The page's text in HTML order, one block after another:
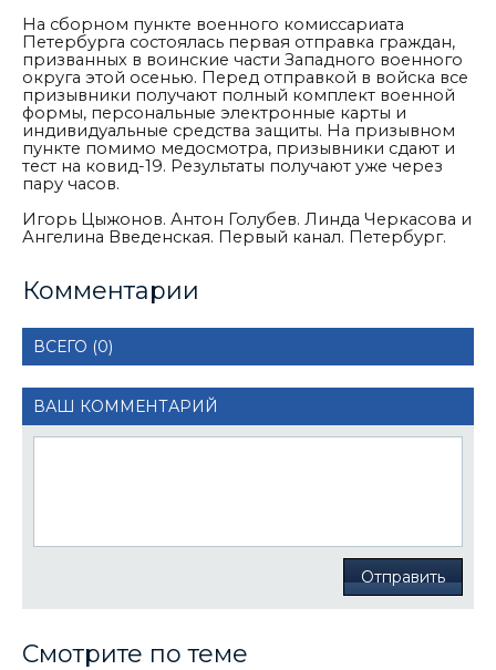
На сборном пункте военного комиссариата
Петербурга состоялась первая отправка граждан,
призванных в воинские части Западного военного
округа этой осенью. Перед отправкой в войска все
призывники получают полный комплект военной
формы, персональные электронные карты и
индивидуальные средства защиты. На призывном
пункте помимо медосмотра, призывники сдают и
тест на ковид-19. Результаты получают уже через
пару часов.
Игорь Цыжонов. Антон Голубев. Линда Черкасова и
Ангелина Введенская. Первый канал. Петербург.
Комментарии
ВСЕГО (0)
ВАШ КОММЕНТАРИЙ
Отправить
Смотрите по теме